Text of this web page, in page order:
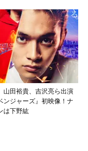
山田裕貴、吉沢亮ら出演
ンジャーズ』初映像！ナ
は下野紘